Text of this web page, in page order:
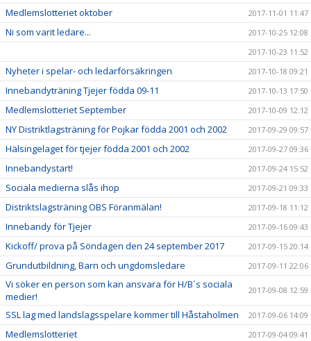
Medlemslotteriet oktober 2017-11-01 11:47
Ni som varit ledare...
2017-10-25 12:08
2017-10-23 11:52
Nyheter i spelar- och ledarförsäkringen 2017-10-18 09:21
Innebandyträning Tjejer födda 09-11 2017-10-13 17:50
Medlemslotteriet September 2017-10-09 12:12
NY Distriktlagsträning för Pojkar födda 2001 och 2002 2017-09-29 09:57
Hälsingelaget för tjejer födda 2001 och 2002 2017-09-27 09:36
Innebandystart! 2017-09-24 15:52
Sociala medierna slås ihop 2017-09-21 09:33
Distriktslagsträning OBS Föranmälan! 2017-09-18 11:12
Innebandy för Tjejer 2017-09-16 09:43
Kickoff/ prova på Söndagen den 24 september 2017 2017-09-15 20:14
Grundutbildning, Barn och ungdomsledare 2017-09-11 22:06
Vi söker en person som kan ansvara för H/B´s sociala
medier!
2017-09-08 12:59
SSL lag med landslagsspelare kommer till Håstaholmen 2017-09-06 14:09
Medlemslotteriet 2017-09-04 09:41